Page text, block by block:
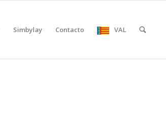
Simbylay Contacto VAL